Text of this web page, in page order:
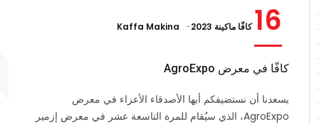
16 كافّا ماكينة 2023 Kaffa Makina
كافّا في معرض AgroExpo
يسعدنا أن نستضيفكم أيها الأصدقاء الأعزاء في معرض
AgroExpo، الذي سيُقام للمرة التاسعة عشر في معرض إزمير